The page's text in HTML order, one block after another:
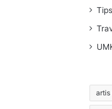
artis